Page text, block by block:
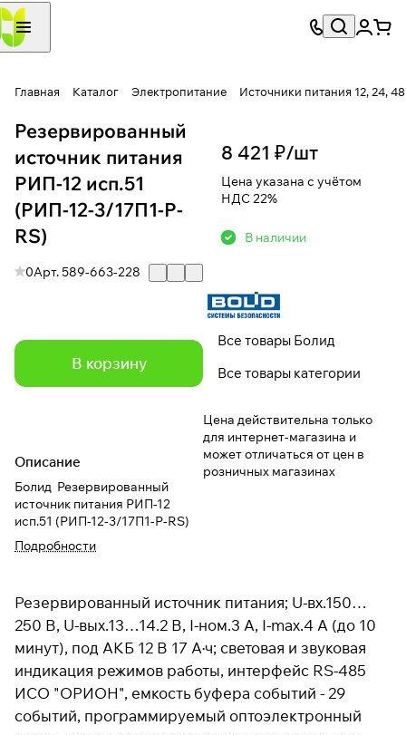
Главная Каталог Электропитание Источники питания 12, 24,
Резервированный
источник питания
РИП-12 исп.51
(РИП-12-3/17П1-Р-
RS)
0Арт.589-663-228
В корзину
Описание
Болид Резервированный
источник питания РИП-12
исп.51 (РИП-12-3/17П1-Р-RS)
Подробности
8 421 ₽/шт
Цена указана с учётом
НДС 22%
В наличии
Все товары Болид
Все товары категории
Цена действительна только
для интернет-магазина и
может отличаться от цен в
розничных магазинах
Резервированный источник питания; U-вх.150…
250 В, U-вых.13…14.2 В, I-ном.3 А, I-max.4 А (до 10
минут), под АКБ 12 В 17 А·ч; световая и звуковая
индикация режимов работы, интерфейс RS-485
ИСО "ОРИОН", емкость буфера событий - 29
событий, программируемый оптоэлектронный